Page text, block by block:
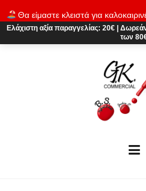
Θα είμαστε κλειστά για
παραγγελίες θα εκτελούνται ξανά
content
Ελάχιστη αξία παραγγελίας: 20€
των